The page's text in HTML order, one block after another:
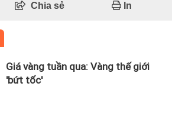
Chia sẻ In
Giá vàng tuần qua: Vàng thế giới
'bứt tốc'